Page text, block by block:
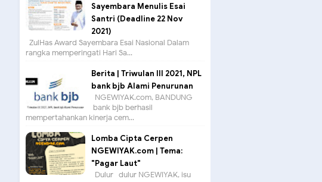
Sayembara Menulis Esai
Santri (Deadline 22 Nov
2021)
ZulHas Award Sayembara Esai Nasional Dalam
rangka memperingati Hari Sa...
Berita | Triwulan III 2021, NPL
bank bjb Alami Penurunan
NGEWIYAK.com, BANDUNG —
bank bjb berhasil
mempertahankan kinerja cem...
Lomba Cipta Cerpen
NGEWIYAK.com | Tema:
"Pagar Laut"
Dulur- dulur NGEWIYAK, isu